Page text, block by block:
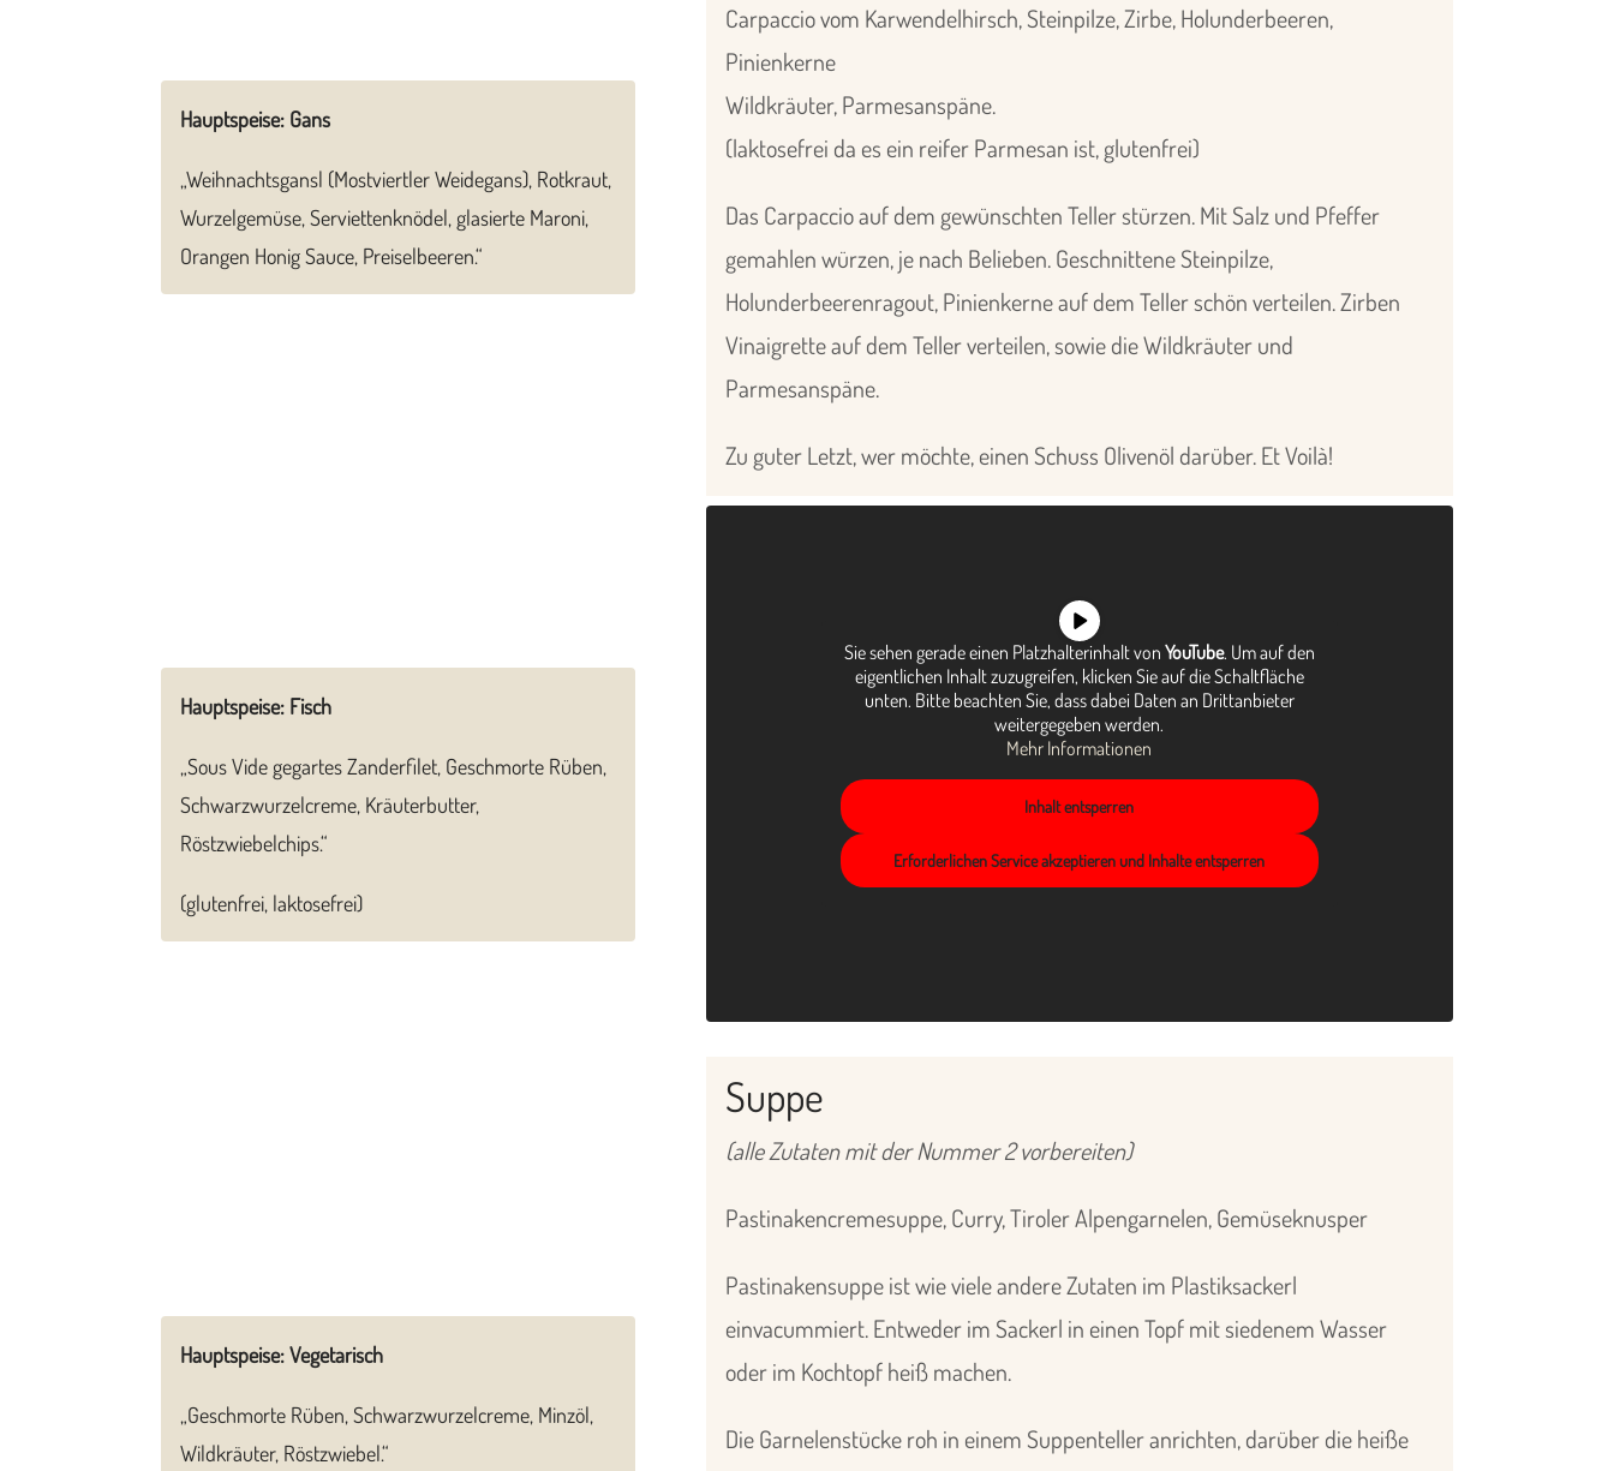
Hauptspeise: Gans
„Weihnachtsgansl (Mostviertler Weidegans), Rotkraut,
Wurzelgemüse, Serviettenknödel, glasierte Maroni,
Orangen Honig Sauce, Preiselbeeren.“
Hauptspeise: Fisch
„Sous Vide gegartes Zanderfilet, Geschmorte Rüben,
Schwarzwurzelcreme, Kräuterbutter,
Röstzwiebelchips.“
(glutenfrei, laktosefrei)
Hauptspeise: Vegetarisch
„Geschmorte Rüben, Schwarzwurzelcreme, Minzöl,
Wildkräuter, Röstzwiebel.“
Carpaccio vom Karwendelhirsch, Steinpilze, Zirbe, Holunderbeeren,
Pinienkerne
Wildkräuter, Parmesanspäne.
(laktosefrei da es ein reifer Parmesan ist, glutenfrei)
Das Carpaccio auf dem gewünschten Teller stürzen. Mit Salz und Pfeffer
gemahlen würzen, je nach Belieben. Geschnittene Steinpilze,
Holunderbeerenragout, Pinienkerne auf dem Teller schön verteilen. Zirben
Vinaigrette auf dem Teller verteilen, sowie die Wildkräuter und
Parmesanspäne.
Zu guter Letzt, wer möchte, einen Schuss Olivenöl darüber. Et Voilà!
Sie sehen gerade einen Platzhalterinhalt von YouTube. Um auf den
eigentlichen Inhalt zuzugreifen, klicken Sie auf die Schaltfläche
unten. Bitte beachten Sie, dass dabei Daten an Drittanbieter
weitergegeben werden.
Mehr Informationen
Inhalt entsperren
Erforderlichen Service akzeptieren und Inhalte entsperren
Suppe
(alle Zutaten mit der Nummer 2 vorbereiten)
Pastinakencremesuppe, Curry, Tiroler Alpengarnelen, Gemüseknusper
Pastinakensuppe ist wie viele andere Zutaten im Plastiksackerl
einvacummiert. Entweder im Sackerl in einen Topf mit siedenem Wasser
oder im Kochtopf heiß machen.
Die Garnelenstücke roh in einem Suppenteller anrichten, darüber die heiße